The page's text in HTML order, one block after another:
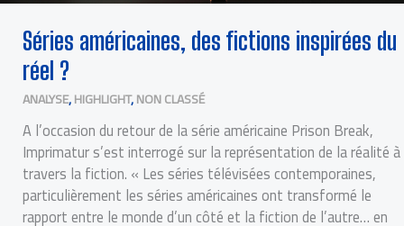
Séries américaines, des fictions inspirées du
réel ?
ANALYSE,HIGHLIGHT,NON CLASSÉ
A l’occasion du retour de la série américaine Prison Break,
Imprimatur s’est interrogé sur la représentation de la réalité à
travers la fiction. « Les séries télévisées contemporaines,
particulièrement les séries américaines ont transformé le
rapport entre le monde d’un côté et la fiction de l’autre… en